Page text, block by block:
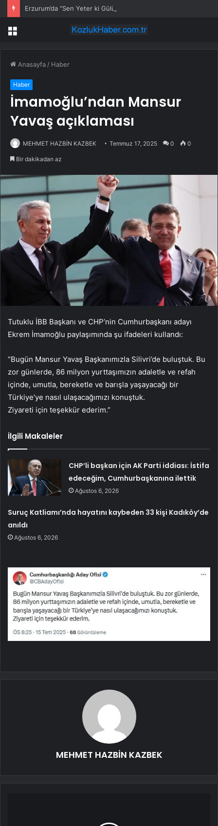
Erzurum’da “Sen Yeter ki Gülümse” farkındalığı
Menü
Anasayfa / Haber
Haber
İmamoğlu’ndan Mansur
Yavaş açıklaması
MEHMET HAZBİN KAZBEK Temmuz 17, 2025 0 0
Bir dakikadan az
Tutuklu İBB Başkanı ve CHP’nin Cumhurbaşkanı adayı
Ekrem İmamoğlu paylaşımında şu ifadeleri kullandı:
“Bugün Mansur Yavaş Başkanımızla Silivri’de buluştuk. Bu
zor günlerde, 86 milyon yurttaşımızın adaletle ve refah
içinde, umutla, bereketle ve barışla yaşayacağı bir
Türkiye’ye nasıl ulaşacağımızı konuştuk.
Ziyareti için teşekkür ederim.”
İlgili Makaleler
CHP’li başkan için AK Parti iddiası: İstifa
edeceğim, Cumhurbaşkanına ilettik
Ağustos 6, 2026
Suruç Katliamı’nda hayatını kaybeden 33 kişi Kadıköy’de
anıldı
Ağustos 6, 2026
MEHMET HAZBİN KAZBEK